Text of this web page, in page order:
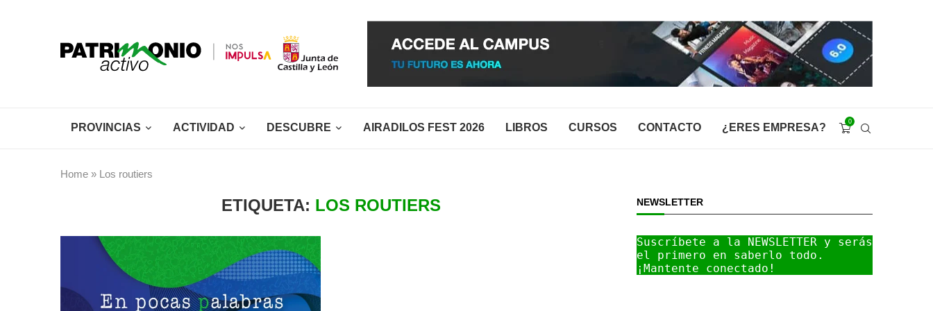
PROVINCIAS ACTIVIDAD DESCUBRE AIRADILOS FEST 2026 LIBROS CURSOS CONTACTO ¿ERES EMPRESA? 0
Home » Los routiers
ETIQUETA: LOS ROUTIERS NEWSLETTER
Suscríbete a la NEWSLETTER y serás
el primero en saberlo todo.
¡Mantente conectado!